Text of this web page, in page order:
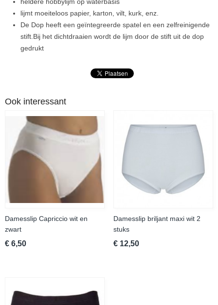
lijmt moeiteloos papier, karton, vilt, kurk, enz.
De Dop heeft een geïntegreerde spatel en een zelfreinigende
stift.Bij het dichtdraaien wordt de lijm door de stift uit de dop
gedrukt
Ook interessant
Damesslip Capriccio wit en
zwart
€ 6,50
Damesslip briljant maxi wit 2
stuks
€ 12,50